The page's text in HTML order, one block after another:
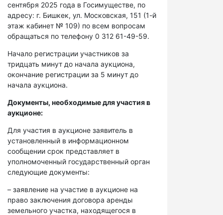
сентября 2025 года в Госимуществе, по
адресу: г. Бишкек, ул. Московская, 151 (1-й
этаж кабинет № 109) по всем вопросам
обращаться по телефону 0 312 61-49-59.
Начало регистрации участников за
тридцать минут до начала аукциона,
окончание регистрации за 5 минут до
начала аукциона.
Документы, необходимые для участия в
аукционе:
Для участия в аукционе заявитель в
установленный в информационном
сообщении срок представляет в
уполномоченный государственный орган
следующие документы:
– заявление на участие в аукционе на
право заключения договора аренды
земельного участка, находящегося в